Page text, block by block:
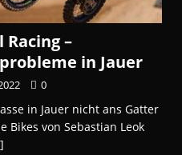
Racing –
in Jauer
0
in Jauer nicht ans Gatter
Bikes von Sebastian Leok